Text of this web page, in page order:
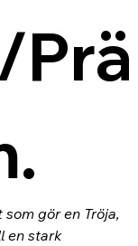
gör en Tröja,
en stark